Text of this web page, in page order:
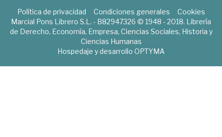
Política de privacidad Condiciones generales
Cookies
Marcial Pons Librero S.L. - B82947326 © 1948 - 2018. Librería
de Derecho, Economía, Empresa, Ciencias Sociales, Historia y
Ciencias Humanas
Hospedaje y desarrollo OPTYMA